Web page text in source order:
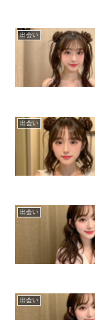
出会い
出会い
出会い
出会い